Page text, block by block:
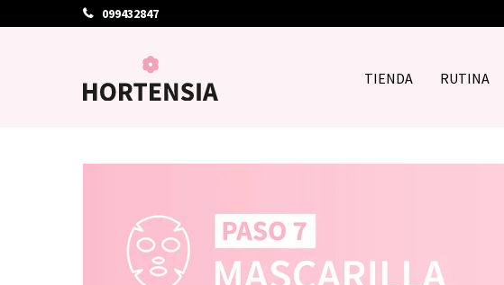
TIENDA RUTINA
099432847